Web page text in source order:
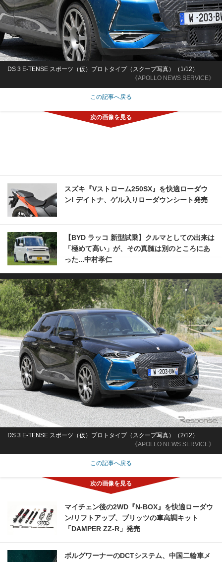
《APOLLO NEWS SERVICE》
DS 3 E-TENSE スポーツ（仮）プロトタイプ（スクープ写真）（1/12）
この記事へ戻る
スズキ『Vストローム250SX』を快適ローダウ
ン! デイトナ、ゲル入りローダウンシート発売
【BYD ラッコ 新型試乗】クルマとしての出来は
「極めて高い」が、その真髄は別のところにあ
った...中村孝仁
《APOLLO NEWS SERVICE》
DS 3 E-TENSE スポーツ（仮）プロトタイプ（スクープ写真）（2/12）
この記事へ戻る
マイチェン後の2WD『N-BOX』を快適ローダウ
ン/リフトアップ、ブリッツの車高調キット
「DAMPER ZZ-R」発売
ボルグワーナーのDCTシステム、中国二輪車メ